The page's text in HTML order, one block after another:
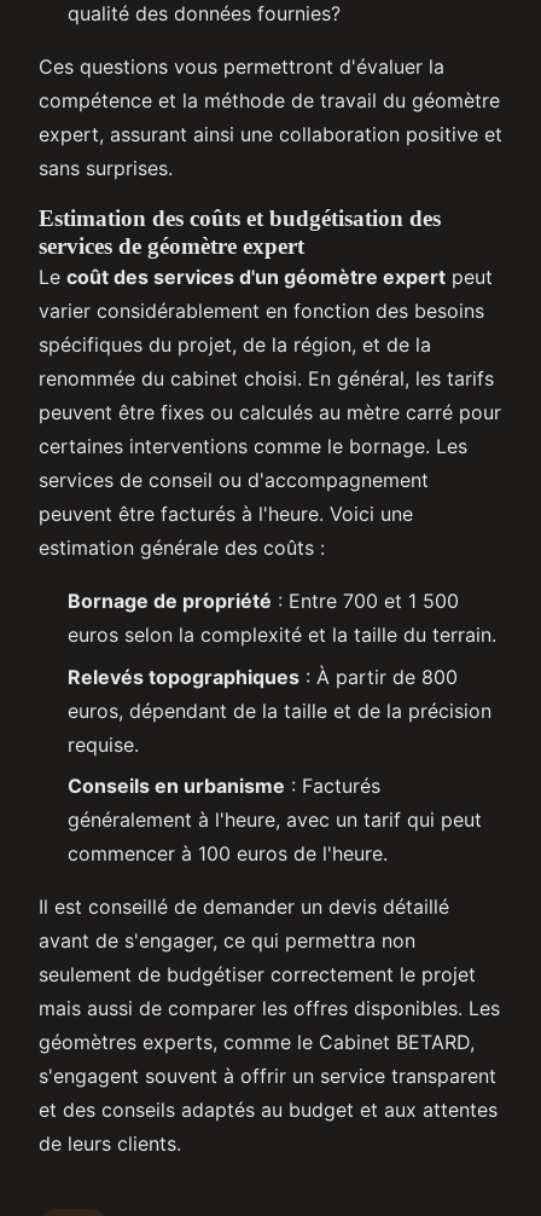
qualité des données fournies?
Ces questions vous permettront d'évaluer la
compétence et la méthode de travail du géomètre
expert, assurant ainsi une collaboration positive et
sans surprises.
Estimation des coûts et budgétisation des
services de géomètre expert
Le coût des services d'un géomètre expert peut
varier considérablement en fonction des besoins
spécifiques du projet, de la région, et de la
renommée du cabinet choisi. En général, les tarifs
peuvent être fixes ou calculés au mètre carré pour
certaines interventions comme le bornage. Les
services de conseil ou d'accompagnement
peuvent être facturés à l'heure. Voici une
estimation générale des coûts :
Bornage de propriété : Entre 700 et 1 500
euros selon la complexité et la taille du terrain.
Relevés topographiques : À partir de 800
euros, dépendant de la taille et de la précision
requise.
Conseils en urbanisme : Facturés
généralement à l'heure, avec un tarif qui peut
commencer à 100 euros de l'heure.
Il est conseillé de demander un devis détaillé
avant de s'engager, ce qui permettra non
seulement de budgétiser correctement le projet
mais aussi de comparer les offres disponibles. Les
géomètres experts, comme le Cabinet BETARD,
s'engagent souvent à offrir un service transparent
et des conseils adaptés au budget et aux attentes
de leurs clients.